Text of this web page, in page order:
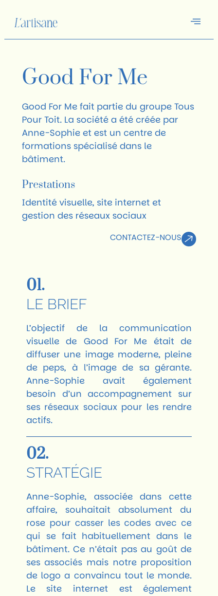
Good For Me
Good For Me fait partie du groupe Tous
Pour Toit. La société a été créée par
Anne-Sophie et est un centre de
formations spécialisé dans le
bâtiment.
Prestations
Identité visuelle, site internet et
gestion des réseaux sociaux
CONTACTEZ-NOUS
01.
LE BRIEF
L’objectif de la communication
visuelle de Good For Me était de
diffuser une image moderne, pleine
de peps, à l’image de sa gérante.
Anne-Sophie avait également
besoin d’un accompagnement sur
ses réseaux sociaux pour les rendre
actifs.
02.
STRATÉGIE
Anne-Sophie, associée dans cette
affaire, souhaitait absolument du
rose pour casser les codes avec ce
qui se fait habituellement dans le
bâtiment. Ce n’était pas au goût de
ses associés mais notre proposition
de logo a convaincu tout le monde.
Le site internet est également